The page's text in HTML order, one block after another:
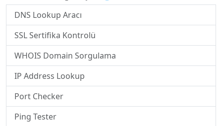
DNS Lookup Aracı
SSL Sertifika Kontrolü
WHOIS Domain Sorgulama
IP Address Lookup
Port Checker
Ping Tester